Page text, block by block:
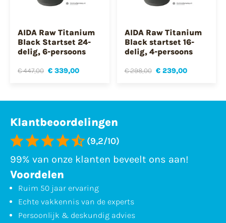
AIDA Raw Titanium
Black Startset 24-
delig, 6-persoons
€ 447,00 € 339,00
AIDA Raw Titanium
Black startset 16-
delig, 4-persoons
€ 298,00 € 239,00
Klantbeoordelingen
(9,2/10)
99% van onze klanten beveelt ons aan!
Voordelen
Ruim 50 jaar ervaring
Echte vakkennis van de experts
Persoonlijk & deskundig advies